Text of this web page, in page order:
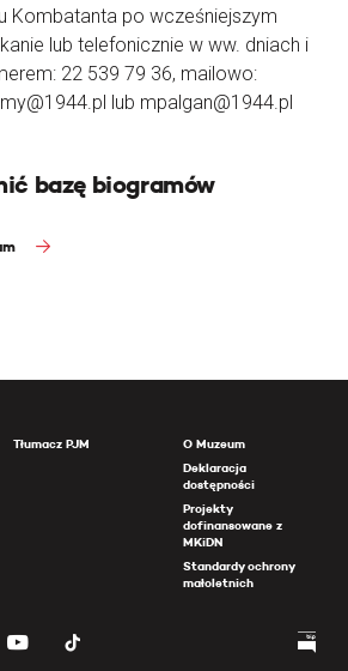
Kombatanta po wcześniejszym
lub telefonicznie w ww. dniach i
22 539 79 36, mailowo:
lub mpalgan@1944.pl
bazę biogramów
Tłumacz PJM
O Muzeum
Deklaracja
dostępności
Projekty
dofinansowane z
MKiDN
Standardy ochrony
małoletnich